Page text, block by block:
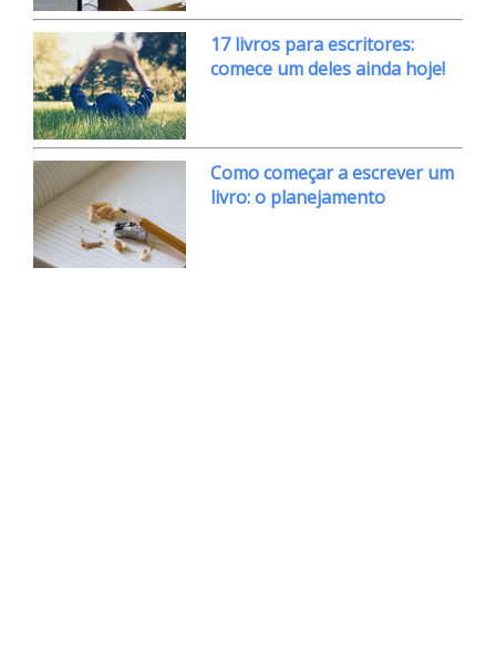
17 livros para escritores:
comece um deles ainda hoje!
Como começar a escrever um
livro: o planejamento